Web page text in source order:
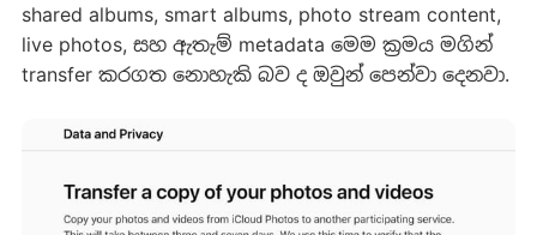
shared albums, smart albums, photo stream content,
live photos, සහ ඇතැම් metadata මෙම ක්‍රමය මගින්
transfer කරගත නොහැකි බව ද ඔවුන් පෙන්වා දෙනවා.